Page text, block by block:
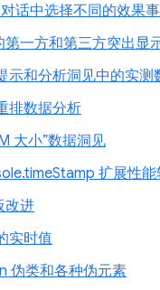
话中选择不同的效果
第一方和第三方突出显
示和分析洞见中的实测
排数据分析
大小”数据洞见
扩展性能
改进
实时值
伪类和各种伪元素